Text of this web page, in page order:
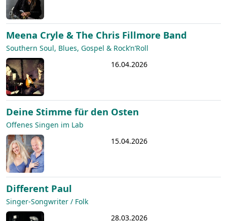
Meena Cryle & The Chris Fillmore Band
Southern Soul, Blues, Gospel & Rock’n’Roll
16.04.2026
Deine Stimme für den Osten
Offenes Singen im Lab
15.04.2026
Different Paul
Singer-Songwriter / Folk
28.03.2026